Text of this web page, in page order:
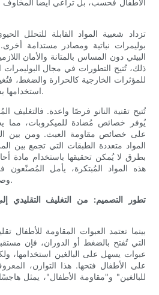
الأطفال فحسب، بل تراعي أيضاً المخاوف
تزداد شعبية المواد القابلة للتحلل
بوليمرات نباتية ومصادر مستدامة
البيئي دون المساس بالمتانة والأمان
ذلك، تُتيح التطورات في مجال البوليمرات
للمؤثرات الخارجية كالحرارة والضغط،
استخدامها بشكل صحيح من قِبل البالغين.
تُتيح تقنية النانو فرصًا واعدة. فالتغليف
يُوفر خصائص مُضادة للميكروبات، مما
على خصائص مقاومة العبث. ومن بين
المواد متعددة الطبقات التي تجمع بين
بطرق لا يُمكن تحقيقها باستخدام مادة
هذه المواد المُبتكرة، يأمل المُصنّعون
وصديقة للبيئة وأسهل استخدامًا.
تطور التصميم: من التغليف التقليدي
بينما تعتمد العبوات المقاومة للأطفال
التي تُفتح بالضغط أو الدوران، فإن
عبوات يسهل على البالغين استخدامها،
على الأطفال فتحها. هذا التوازن،
للبالغين" و"مقاومة الأطفال"، يمثل